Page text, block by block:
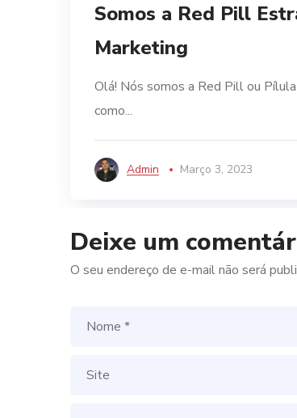
Somos a Red Pill
Marketing
Olá! Nós somos a Red Pill ou
como...
Admin Março 3, 2023
Deixe um
O seu endereço de e-mail não será